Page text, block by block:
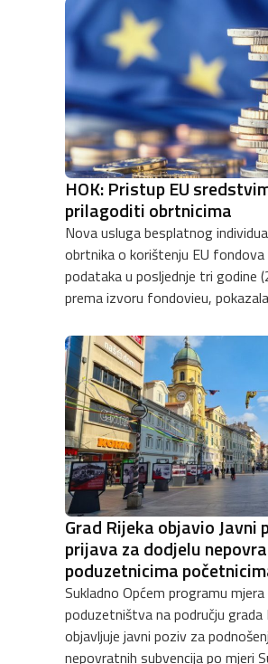
HOK: Pristup EU
prilagoditi obrtnicima
Nova usluga besplatnog
obrtnika o korištenju EU fondova Analiza dostupnih
podataka u posljednje tri godine
prema izvoru fondovieu,
Grad Rijeka objavio Javni
prijava za dodjelu
poduzetnicima
Sukladno Općem programu
poduzetništva na području grada
objavljuje javni poziv za
nepovratnih subvencija po mjeri